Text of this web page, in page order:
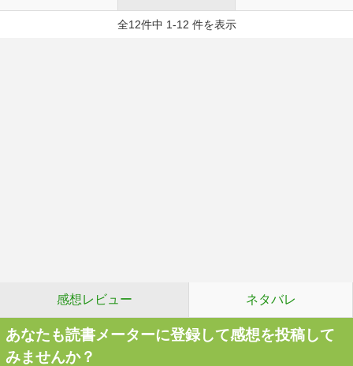
全12件中 1-12 件を表示
感想レビュー ネタバレ
あなたも読書メーターに登録して感想を投稿して
みませんか？